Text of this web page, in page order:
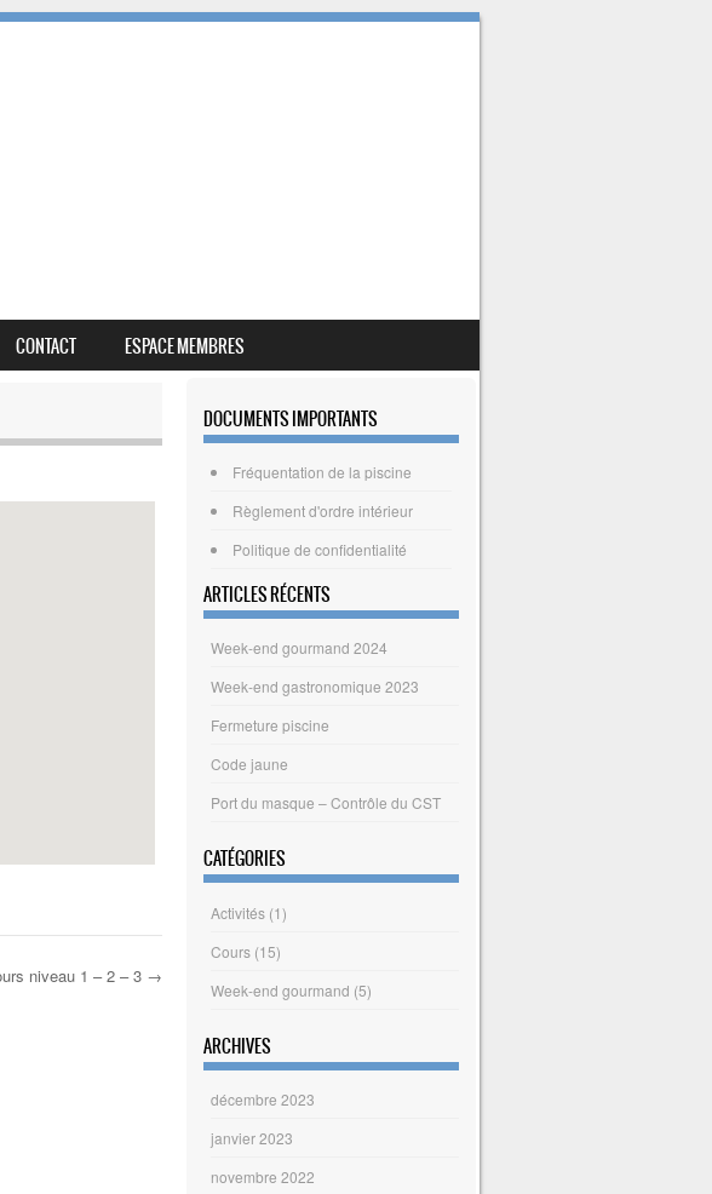
CONTACT ESPACE MEMBRES
niveau 1 – 2 – 3 →
DOCUMENTS IMPORTANTS
Fréquentation de la piscine
Règlement d'ordre intérieur
Politique de confidentialité
ARTICLES RÉCENTS
Week-end gourmand 2024
Week-end gastronomique 2023
Fermeture piscine
Code jaune
Port du masque – Contrôle du CST
CATÉGORIES
Activités (1)
Cours (15)
Week-end gourmand (5)
ARCHIVES
décembre 2023
janvier 2023
novembre 2022